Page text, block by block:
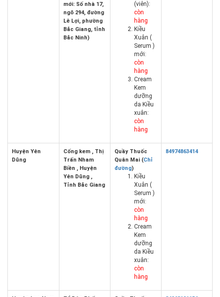
mới: Số nhà 17,
ngõ 294, đường
Lê Lợi, phường
Bắc Giang, tỉnh
Bắc Ninh)
(viên):
còn
hàng
Kiều
Xuân (
Serum )
mới:
còn
hàng
Cream
Kem
dưỡng
da Kiều
xuân:
còn
hàng
Huyện Yên
Dũng
Cống kem , Thị
Trấn Nham
Biền , Huyện
Yên Dũng ,
Tỉnh Bắc Giang
Quầy Thuốc
Quân Mai (Chỉ
đường)
Kiều
Xuân (
Serum )
mới:
còn
hàng
Cream
Kem
dưỡng
da Kiều
xuân:
còn
hàng
84974863414